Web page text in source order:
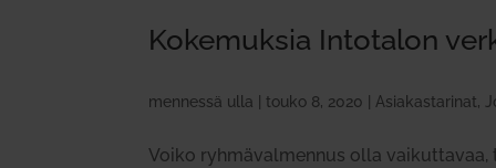
Koke­muksia Into­talon
mennessä ulla |touko 8, 2020 |Asiakastarinat,
Voiko ryhmävalmennus olla vaikuttavaa,